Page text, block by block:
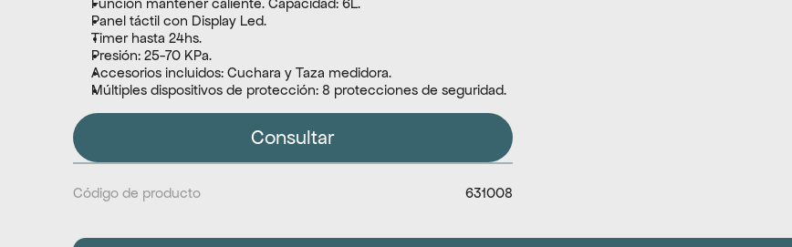
Panel táctil con Display Led.
Timer hasta 24hs.
Presión: 25-70 KPa.
Accesorios incluidos: Cuchara y Taza medidora.
Múltiples dispositivos de protección: 8 protecciones de seguridad.
Consultar
Código de producto 631008